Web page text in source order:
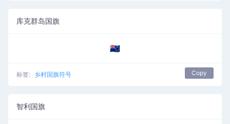
库克群岛国旗
🇨🇰
标签: 乡村国旗符号 Copy
智利国旗